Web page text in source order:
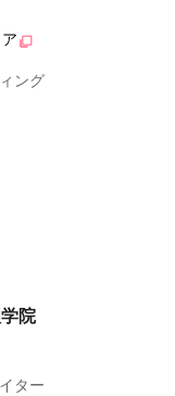
ング
院
ター